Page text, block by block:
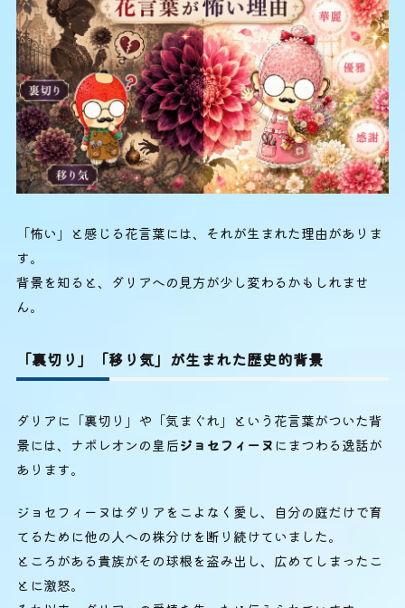
「怖い」と感じる花言葉には、それが生まれた理由がありま
す。
背景を知ると、ダリアへの見方が少し変わるかもしれませ
ん。
「裏切り」「移り気」が生まれた歴史的背景
ダリアに「裏切り」や「気まぐれ」という花言葉がついた背
景には、ナポレオンの皇后ジョセフィーヌにまつわる逸話が
あります。
ジョセフィーヌはダリアをこよなく愛し、自分の庭だけで育
てるために他の人への株分けを断り続けていました。
ところがある貴族がその球根を盗み出し、広めてしまったこ
とに激怒。